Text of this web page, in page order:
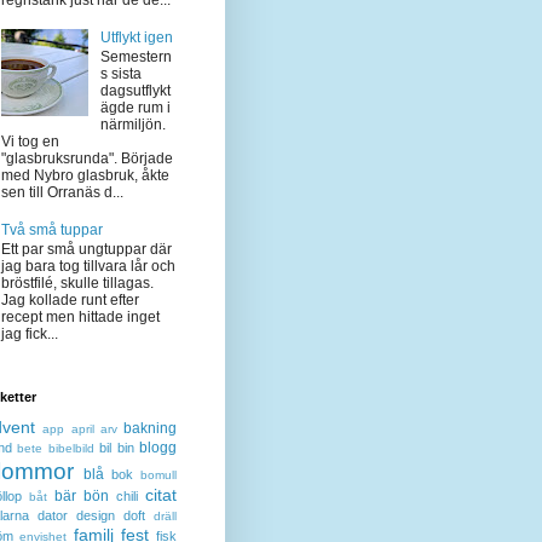
Utflykt igen
Semestern
s sista
dagsutflykt
ägde rum i
närmiljön.
Vi tog en
"glasbruksrunda". Började
med Nybro glasbruk, åkte
sen till Orranäs d...
Två små tuppar
Ett par små ungtuppar där
jag bara tog tillvara lår och
bröstfilé, skulle tillagas.
Jag kollade runt efter
recept men hittade inget
jag fick...
app april arv bakning
bete bibelbild bil bin blogg
blå bok bomull
båt bär bön chili citat
dator design doft dräll
envishet familj fest fisk